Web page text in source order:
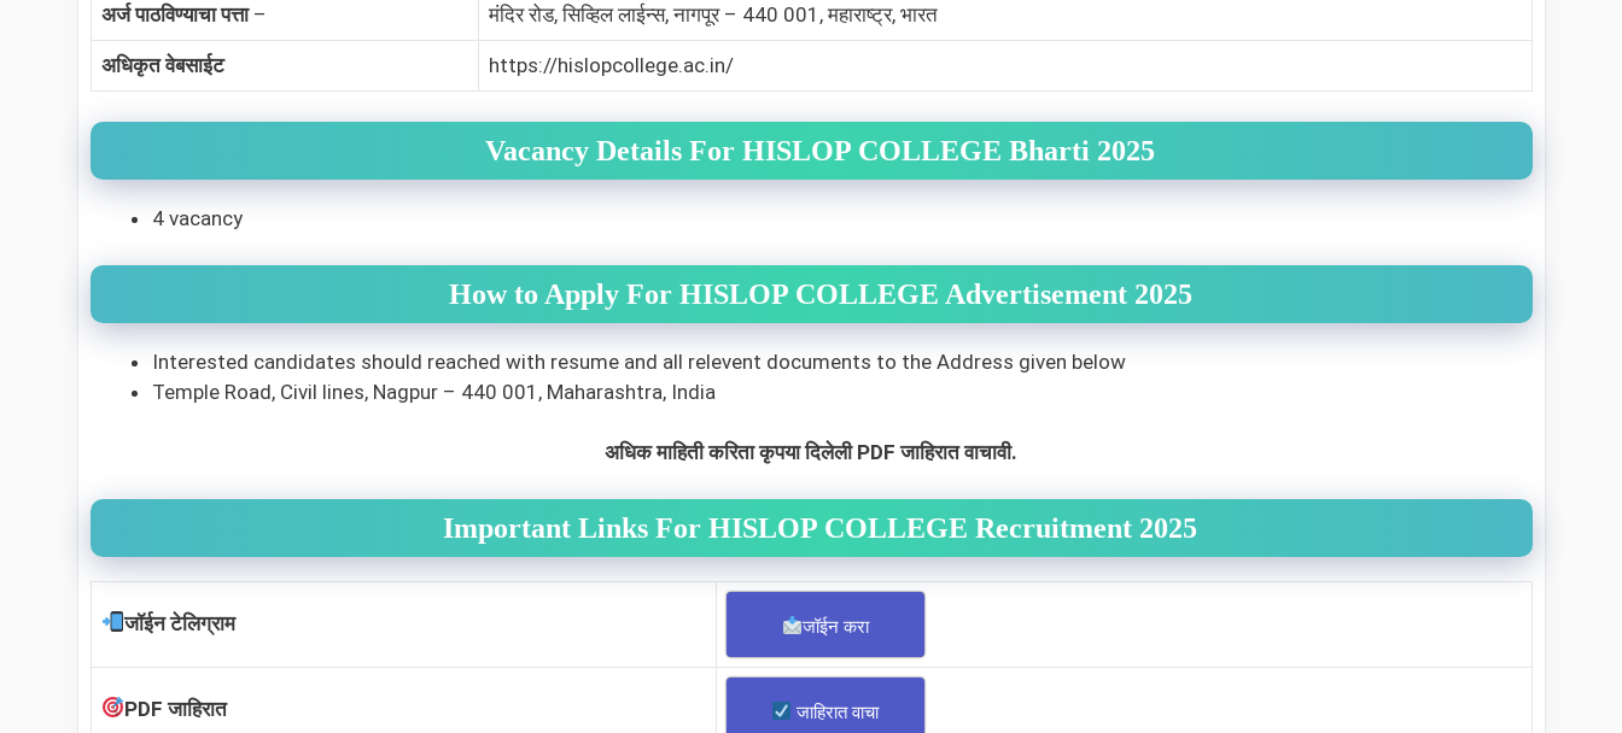
अर्ज पाठविण्याचा पत्ता– मंदिर रोड, सिव्हिल लाईन्स, नागपूर – 440 001, महाराष्ट्र, भारत
अधिकृत वेबसाईट https://hislopcollege.ac.in/
Vacancy Details For HISLOP COLLEGE Bharti 2025
4 vacancy
How to Apply For HISLOP COLLEGE Advertisement 2025
Interested candidates should reached with resume and all relevent documents to the Address given below
Temple Road, Civil lines, Nagpur – 440 001, Maharashtra, India
अधिक माहिती करिता कृपया दिलेली PDF जाहिरात वाचावी.
Important Links For HISLOP COLLEGE Recruitment 2025
जॉईन टेलिग्राम जॉईन करा
PDF जाहिरात जाहिरात वाचा